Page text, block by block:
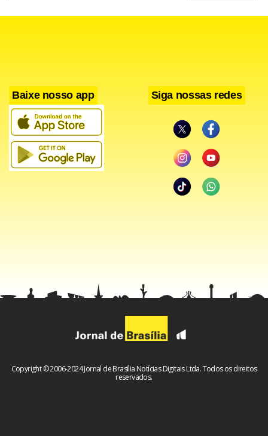
Baixe nosso app Siga nossas redes
Copyright © 2006-2024 Jornal de Brasília Notícias Digitais Ltda. Todos os direitos
reservados.